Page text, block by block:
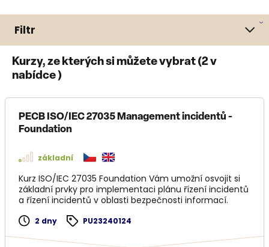
Filtr
Kurzy, ze kterých si můžete vybrat (2v
nabídce )
PECB ISO/IEC 27035 Management incidentů -
Foundation
základní
Kurz ISO/IEC 27035 Foundation Vám umožní osvojit si
základní prvky pro implementaci plánu řízení incidentů
a řízení incidentů v oblasti bezpečnosti informací.
2 dny PU23240124